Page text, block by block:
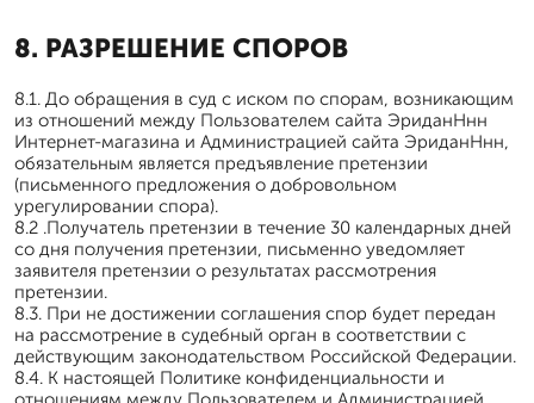
8. РАЗРЕШЕНИЕ СПОРОВ
8.1. До обращения в суд с иском по спорам, возникающим
из отношений между Пользователем сайта ЭриданНнн
Интернет-магазина и Администрацией сайта ЭриданНнн,
обязательным является предъявление претензии
(письменного предложения о добровольном
урегулировании спора).
8.2 .Получатель претензии в течение 30 календарных дней
со дня получения претензии, письменно уведомляет
заявителя претензии о результатах рассмотрения
претензии.
8.3. При не достижении соглашения спор будет передан
на рассмотрение в судебный орган в соответствии с
действующим законодательством Российской Федерации.
8.4. К настоящей Политике конфиденциальности и